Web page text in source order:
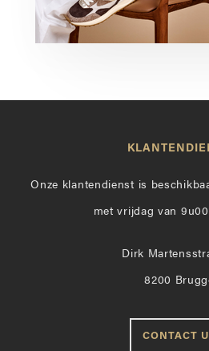
Onze klantendienst is
met vrijdag van
Dirk
8200
CONTACT